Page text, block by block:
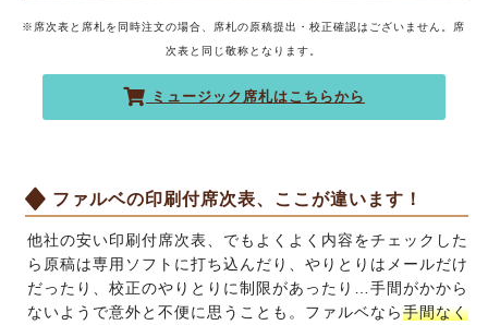
※席次表と席札を同時注文の場合、席札の原稿提出・校正確認はございません。席
次表と同じ敬称となります。
ミュージック席札はこちらから
ファルベの印刷付席次表、ここが違います！
他社の安い印刷付席次表、でもよくよく内容をチェックした
ら原稿は専用ソフトに打ち込んだり、やりとりはメールだけ
だったり、校正のやりとりに制限があったり…手間がかから
ないようで意外と不便に思うことも。ファルベなら手間なく